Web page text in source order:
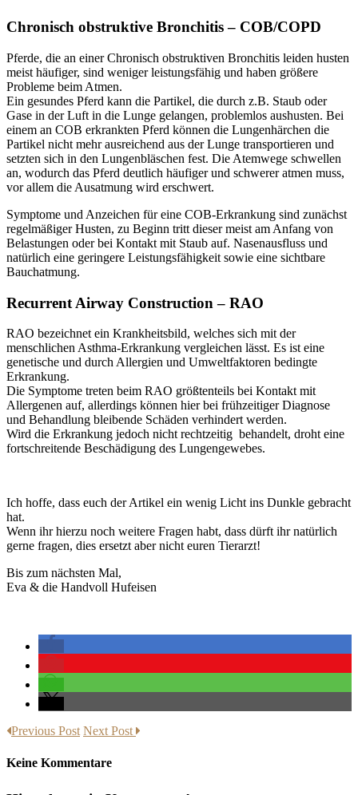
Chronisch obstruktive Bronchitis – COB/COPD
Pferde, die an einer Chronisch obstruktiven Bronchitis leiden husten
meist häufiger, sind weniger leistungsfähig und haben größere
Probleme beim Atmen.
Ein gesundes Pferd kann die Partikel, die durch z.B. Staub oder
Gase in der Luft in die Lunge gelangen, problemlos aushusten. Bei
einem an COB erkrankten Pferd können die Lungenhärchen die
Partikel nicht mehr ausreichend aus der Lunge transportieren und
setzten sich in den Lungenbläschen fest. Die Atemwege schwellen
an, wodurch das Pferd deutlich häufiger und schwerer atmen muss,
vor allem die Ausatmung wird erschwert.
Symptome und Anzeichen für eine COB-Erkrankung sind zunächst
regelmäßiger Husten, zu Beginn tritt dieser meist am Anfang von
Belastungen oder bei Kontakt mit Staub auf. Nasenausfluss und
natürlich eine geringere Leistungsfähigkeit sowie eine sichtbare
Bauchatmung.
Recurrent Airway Construction – RAO
RAO bezeichnet ein Krankheitsbild, welches sich mit der
menschlichen Asthma-Erkrankung vergleichen lässt. Es ist eine
genetische und durch Allergien und Umweltfaktoren bedingte
Erkrankung.
Die Symptome treten beim RAO größtenteils bei Kontakt mit
Allergenen auf, allerdings können hier bei frühzeitiger Diagnose
und Behandlung bleibende Schäden verhindert werden.
Wird die Erkrankung jedoch nicht rechtzeitig behandelt, droht eine
fortschreitende Beschädigung des Lungengewebes.
Ich hoffe, dass euch der Artikel ein wenig Licht ins Dunkle gebracht
hat.
Wenn ihr hierzu noch weitere Fragen habt, dass dürft ihr natürlich
gerne fragen, dies ersetzt aber nicht euren Tierarzt!
Bis zum nächsten Mal,
Eva & die Handvoll Hufeisen
Previous Post Next Post
Keine Kommentare